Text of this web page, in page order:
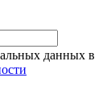
данных в